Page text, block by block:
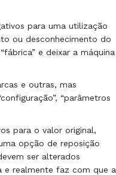
para uma utilização
ou desconhecimento do
e deixar a máquina
e outras, mas
“parâmetros
para o valor original,
opção de reposição
ser alterados
e realmente faz com que a